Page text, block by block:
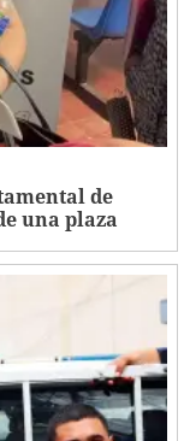
de
una plaza